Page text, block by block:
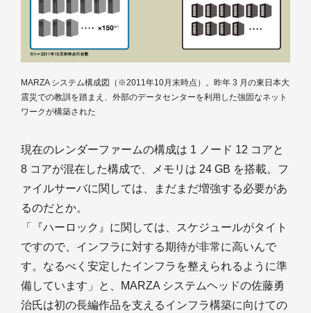
MARZA システム構成図（ ※2011年10月末時点 ）。昨年 3 月の東日本大
震災での教訓を踏まえ、外部のデータセンターを利用した強固なネット
ワークが構築された
現在のレンダーファームの構成は 1 ノード 12 コアと
8 コアが混在した構成で、メモリは 24 GB を搭載。フ
ァイルサーバに関しては、まだまだ増強する必要があ
るのだとか。
「『ハーロック』に関しては、スケジュールがタイト
ですので、インフラに対する期待が非常に高いんで
す。なるべく安定したインフラを整えられるように準
備しています」と、MARZA システムヘッドの佐藤勇
治氏は初の長編作品を支えるインフラ構築に向けての